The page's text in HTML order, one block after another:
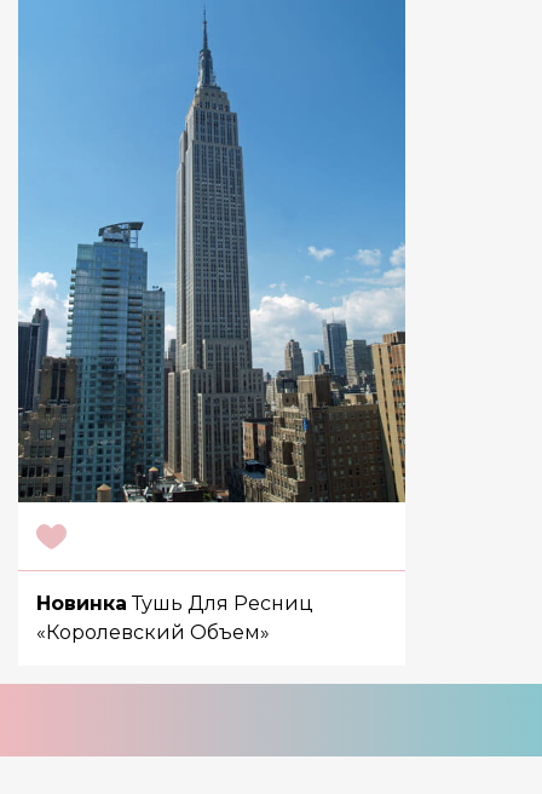
Новинка Тушь Для Ресниц
«Королевский Объем»